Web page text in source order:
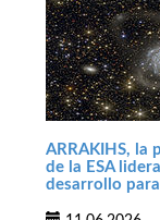
ARRAKIHS, la
de la ESA
desarrollo